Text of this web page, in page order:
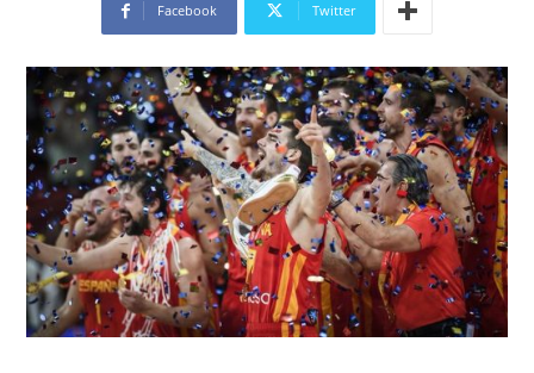
Facebook Twitter